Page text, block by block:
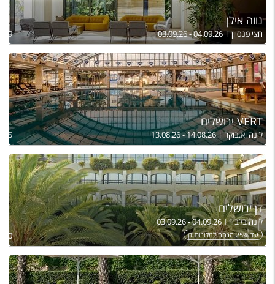
נווה אילן
חצי פנסיון 03.09.26 - 04.09.26
VERT ירושלים
לינה וא.בוקר 13.08.26 - 14.08.26
דן ירושלים
לינה בלבד 03.09.26 - 04.09.26
עד 25% הנחה למלונות דן